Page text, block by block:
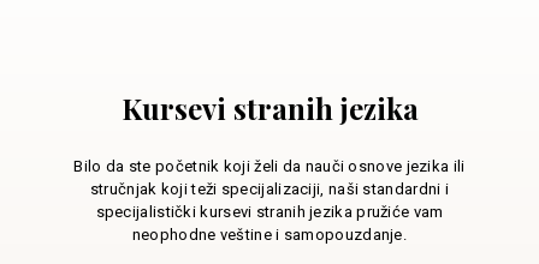
Kursevi stranih jezika
Bilo da ste početnik koji želi da nauči osnove jezika ili
stručnjak koji teži specijalizaciji, naši standardni i
specijalistički kursevi stranih jezika pružiće vam
neophodne veštine i samopouzdanje.